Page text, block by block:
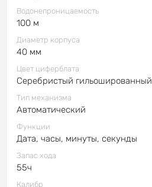
Водонепроницаемость
100 м
Диаметр корпуса
40 мм
Цвет циферблата
Серебристый гильошированный
Тип механизма
Автоматический
Функции
Дата, часы, минуты, секунды
Запас хода
55ч
Калибр